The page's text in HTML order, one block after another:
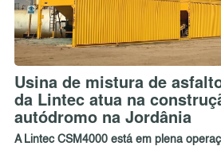
Usina de mistura de
da Lintec atua na
autódromo na Jordânia
A Lintec CSM4000 está em plena